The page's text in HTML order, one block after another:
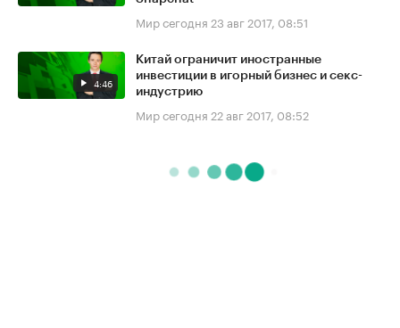
Мир сегодня 23 авг 2017, 08:51
4:46
Китай ограничит иностранные
инвестиции в игорный бизнес и секс-
индустрию
Мир сегодня 22 авг 2017, 08:52